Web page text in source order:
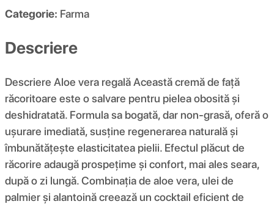
Categorie: Farma
Descriere
Descriere Aloe vera regală Această cremă de față
răcoritoare este o salvare pentru pielea obosită și
deshidratată. Formula sa bogată, dar non-grasă, oferă o
ușurare imediată, susține regenerarea naturală și
îmbunătățește elasticitatea pielii. Efectul plăcut de
răcorire adaugă prospețime și confort, mai ales seara,
după o zi lungă. Combinația de aloe vera, ulei de
palmier și alantoină creează un cocktail eficient de